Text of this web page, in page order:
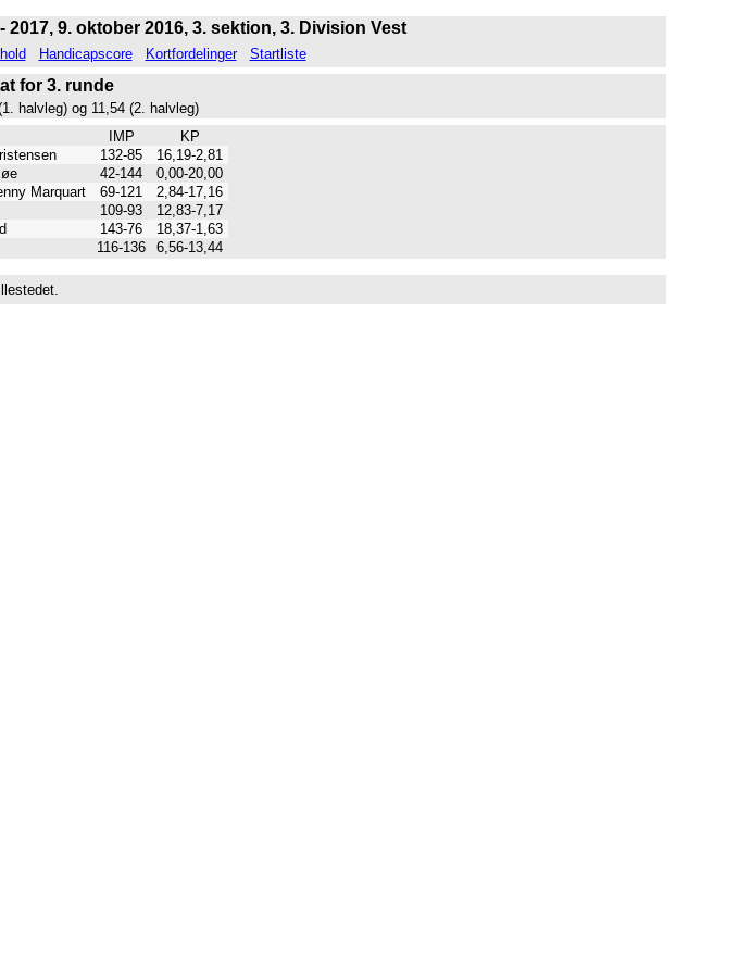
9. oktober 2016, 3. sektion, 3. Division Vest
Handicapscore Kortfordelinger Startliste
for 3. runde
halvleg) og 11,54 (2. halvleg)
IMP
KP
132-85
16,19-2,81
42-144
0,00-20,00
Marquart
69-121
2,84-17,16
109-93
12,83-7,17
143-76
18,37-1,63
116-136 6,56-13,44